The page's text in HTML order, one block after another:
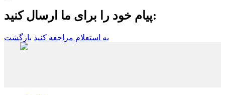
پیام خود را برای ما ارسال کنید:
به استعلام مراجعه کنید بازگشت